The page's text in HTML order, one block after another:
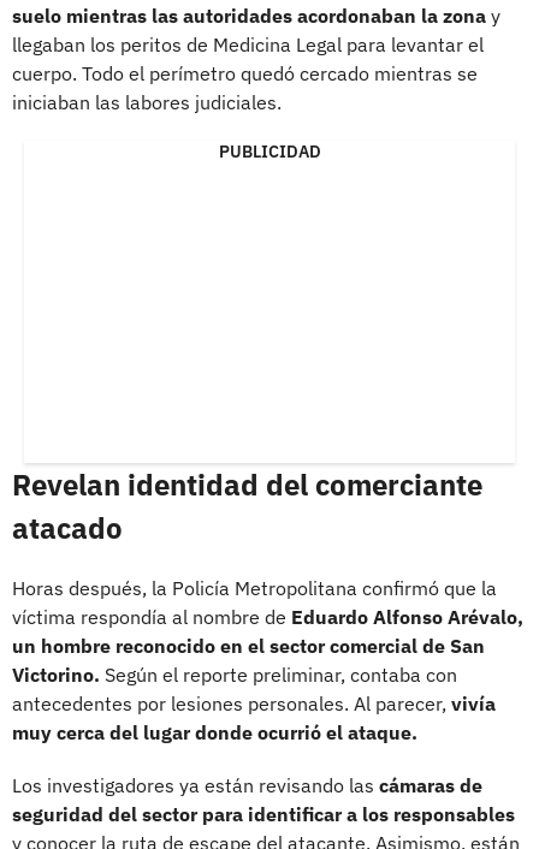
suelo mientras las autoridades acordonaban la zona y
llegaban los peritos de Medicina Legal para levantar el
cuerpo. Todo el perímetro quedó cercado mientras se
iniciaban las labores judiciales.
PUBLICIDAD
Revelan identidad del comerciante
atacado
Horas después, la Policía Metropolitana confirmó que la
víctima respondía al nombre de Eduardo Alfonso Arévalo,
un hombre reconocido en el sector comercial de San
Victorino. Según el reporte preliminar, contaba con
antecedentes por lesiones personales. Al parecer, vivía
muy cerca del lugar donde ocurrió el ataque.
Los investigadores ya están revisando las cámaras de
seguridad del sector para identificar a los responsables
y conocer la ruta de escape del atacante. Asimismo, están